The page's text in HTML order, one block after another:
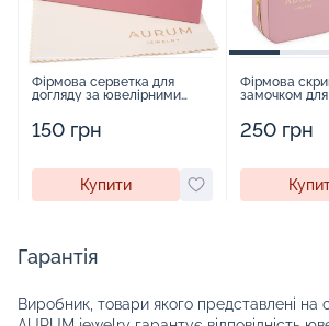
Фірмова серветка для
догляду за ювелірними
150 грн
Купити
Фірмова
замочком для
250 грн
Гарантія
Виробник, товари якого представлені на